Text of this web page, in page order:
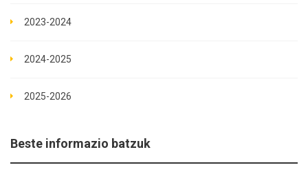
2023-2024
2024-2025
2025-2026
Beste informazio batzuk